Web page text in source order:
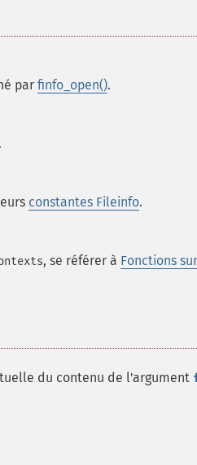
par finfo_open().
constantes Fileinfo.
, se référer à Fonctions
du contenu de l'argument